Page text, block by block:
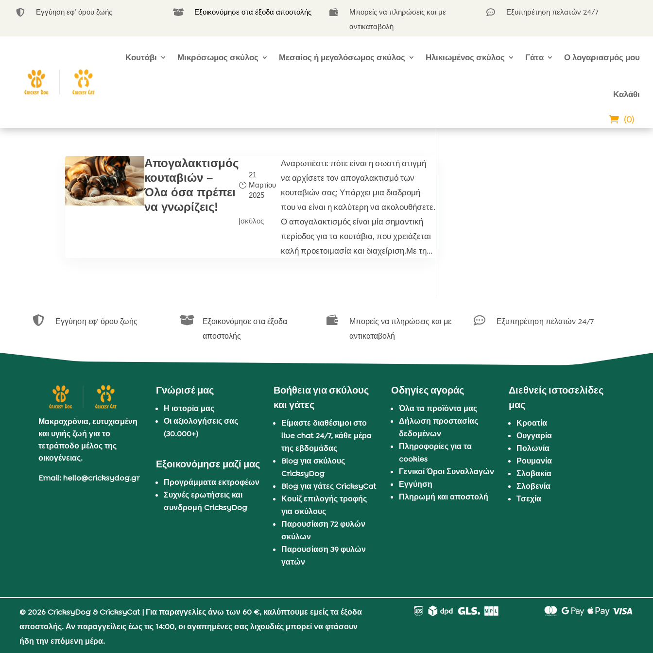
 Εγγύηση εφ’ όρου ζωής  Εξοικονόμησε στα έξοδα αποστολής 
Μπορείς να πληρώσεις και με
αντικαταβολή
 Εξυπηρέτηση πελατών 24/7
Κουτάβι Μικρόσωμος σκύλος Μεσαίος ή μεγαλόσωμος σκύλος Ηλικιωμένος σκύλος Γάτα Ο λογαριασμός μου
Καλάθι
(0)
Απογαλακτισμός
κουταβιών –
Όλα όσα πρέπει
να γνωρίζεις!
21
Μαρτίου
2025
|σκύλος
Αναρωτιέστε πότε είναι η σωστή στιγμή
να αρχίσετε τον απογαλακτισμό των
κουταβιών σας; Υπάρχει μια διαδρομή
που να είναι η καλύτερη να ακολουθήσετε.
Ο απογαλακτισμός είναι μία σημαντική
περίοδος για τα κουτάβια, που χρειάζεται
καλή προετοιμασία και διαχείριση.Με τη...
 Εγγύηση εφ’ όρου ζωής 
Εξοικονόμησε στα έξοδα
αποστολής

Μπορείς να πληρώσεις και με
αντικαταβολή
 Εξυπηρέτηση πελατών 24/7
Μακροχρόνια, ευτυχισμένη
και υγιής ζωή για το
τετράποδο μέλος της
οικογένειας.
Email: hello@cricksydog.gr
Γνώρισέ μας
Η ιστορία μας
Οι αξιολογήσεις σας
(30.000+)
Εξοικονόμησε μαζί μας
Προγράμματα εκτροφέων
Συχνές ερωτήσεις και
συνδρομή CricksyDog
Βοήθεια για σκύλους
και γάτες
Είμαστε διαθέσιμοι στο
live chat 24/7, κάθε μέρα
της εβδομάδας
Blog για σκύλους
CricksyDog
Blog για γάτες CricksyCat
Κουίζ επιλογής τροφής
για σκύλους
Παρουσίαση 72 φυλών
σκύλων
Παρουσίαση 39 φυλών
γατών
Οδηγίες αγοράς
Όλα τα προϊόντα μας
Δήλωση προστασίας
δεδομένων
Πληροφορίες για τα
cookies
Γενικοί Όροι Συναλλαγών
Εγγύηση
Πληρωμή και αποστολή
Διεθνείς ιστοσελίδες
μας
Κροατία
Ουγγαρία
Πολωνία
Ρουμανία
Σλοβακία
Σλοβενία
Τσεχία
© 2026 CricksyDog & CricksyCat| Για παραγγελίες άνω των 60 €, καλύπτουμε εμείς τα έξοδα
αποστολής. Αν παραγγείλεις έως τις 14:00, οι αγαπημένες σας λιχουδιές μπορεί να φτάσουν
ήδη την επόμενη μέρα.